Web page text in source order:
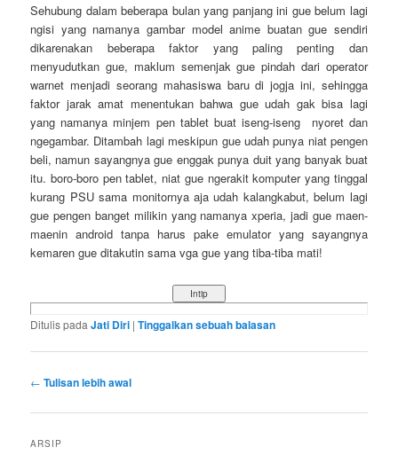
Sehubung dalam beberapa bulan yang panjang ini gue belum lagi
ngisi yang namanya gambar model anime buatan gue sendiri
dikarenakan beberapa faktor yang paling penting dan
menyudutkan gue, maklum semenjak gue pindah dari operator
warnet menjadi seorang mahasiswa baru di jogja ini, sehingga
faktor jarak amat menentukan bahwa gue udah gak bisa lagi
yang namanya minjem pen tablet buat iseng-iseng nyoret dan
ngegambar. Ditambah lagi meskipun gue udah punya niat pengen
beli, namun sayangnya gue enggak punya duit yang banyak buat
itu. boro-boro pen tablet, niat gue ngerakit komputer yang tinggal
kurang PSU sama monitornya aja udah kalangkabut, belum lagi
gue pengen banget milikin yang namanya xperia, jadi gue maen-
maenin android tanpa harus pake emulator yang sayangnya
kemaren gue ditakutin sama vga gue yang tiba-tiba mati!
Ditulis pada Jati Diri |Tinggalkan sebuah balasan
Navigasi
← Tulisan lebih awal
ARSIP